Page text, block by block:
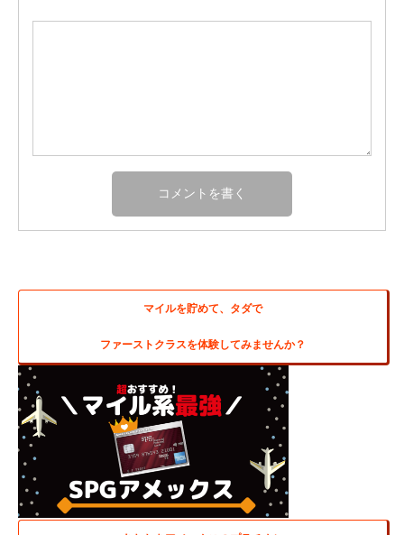
マイルを貯めて、タダで
ファーストクラスを体験してみませんか？